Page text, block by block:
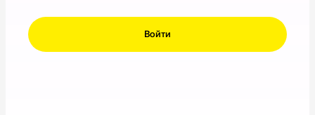
Войти